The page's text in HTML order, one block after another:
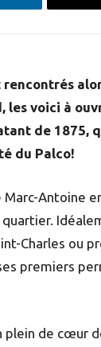
les voici à
de
du Palco!
Marc-Antoine
Charles ou
premiers
de cœur